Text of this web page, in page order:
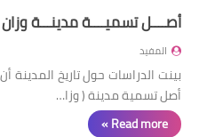
أصــــل تسميــــة مدينـــة وزان
المفيد
بينت الدراسات حول تاريخ
أصل تسمية مدينة ( وزا…
Read more »